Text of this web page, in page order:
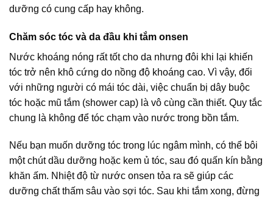
dưỡng có cung cấp hay không.
Chăm sóc tóc và da đầu khi tắm onsen
Nước khoáng nóng rất tốt cho da nhưng đôi khi lại khiến
tóc trở nên khô cứng do nồng độ khoáng cao. Vì vậy, đối
với những người có mái tóc dài, việc chuẩn bị dây buộc
tóc hoặc mũ tắm (shower cap) là vô cùng cần thiết. Quy tắc
chung là không để tóc chạm vào nước trong bồn tắm.
Nếu bạn muốn dưỡng tóc trong lúc ngâm mình, có thể bôi
một chút dầu dưỡng hoặc kem ủ tóc, sau đó quấn kín bằng
khăn ấm. Nhiệt độ từ nước onsen tỏa ra sẽ giúp các
dưỡng chất thấm sâu vào sợi tóc. Sau khi tắm xong, đừng